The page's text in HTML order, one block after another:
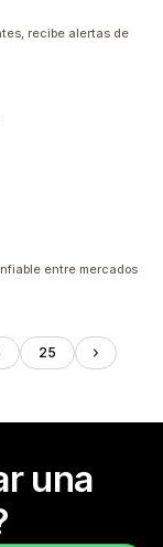
recibe alertas de
entre mercados
25
una